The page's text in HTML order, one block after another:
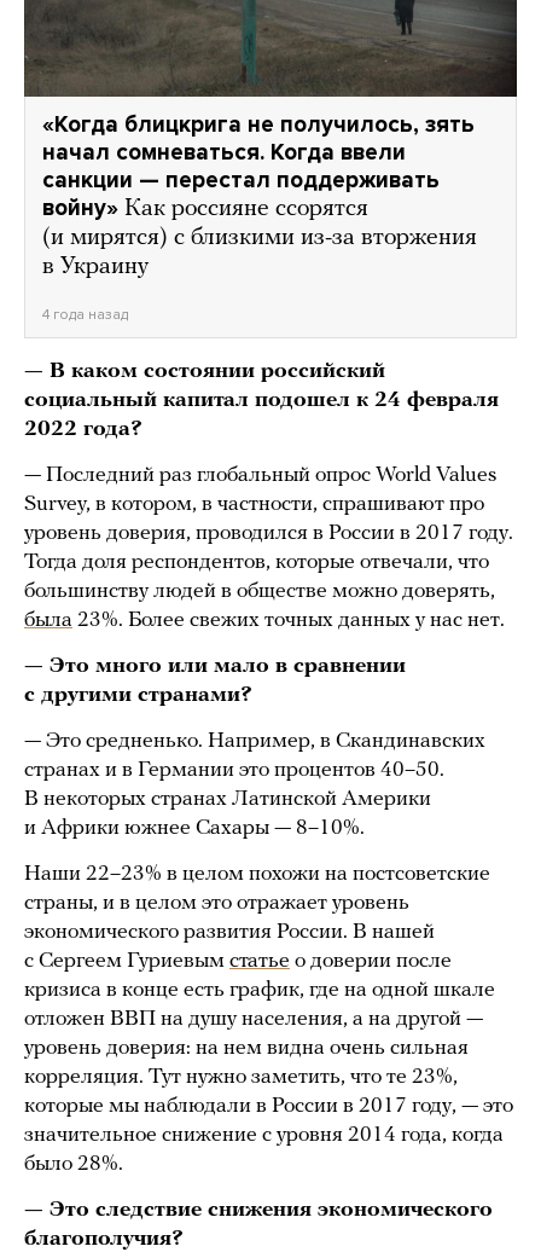
«Когда блицкрига не получилось, зять
начал сомневаться. Когда ввели
санкции — перестал поддерживать
войну» Как россияне ссорятся
(и мирятся) с близкими из-за вторжения
в Украину
4 года назад
— В каком состоянии российский
социальный капитал подошел к 24 февраля
2022 года?
— Последний раз глобальный опрос World Values
Survey, в котором, в частности, спрашивают про
уровень доверия, проводился в России в 2017 году.
Тогда доля респондентов, которые отвечали, что
большинству людей в обществе можно доверять,
была 23%. Более свежих точных данных у нас нет.
— Это много или мало в сравнении
с другими странами?
— Это средненько. Например, в Скандинавских
странах и в Германии это процентов 40–50.
В некоторых странах Латинской Америки
и Африки южнее Сахары — 8–10%.
Наши 22–23% в целом похожи на постсоветские
страны, и в целом это отражает уровень
экономического развития России. В нашей
с Сергеем Гуриевым статье о доверии после
кризиса в конце есть график, где на одной шкале
отложен ВВП на душу населения, а на другой —
уровень доверия: на нем видна очень сильная
корреляция. Тут нужно заметить, что те 23%,
которые мы наблюдали в России в 2017 году, — это
значительное снижение с уровня 2014 года, когда
было 28%.
— Это следствие снижения экономического
благополучия?